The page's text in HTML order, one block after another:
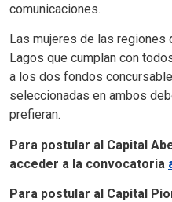
comunicaciones.
Las mujeres de las regiones
Lagos que cumplan con
a los dos fondos
seleccionadas en ambos
prefieran.
Para postular al Capital
acceder a la convocatoria
Para postular al Capital